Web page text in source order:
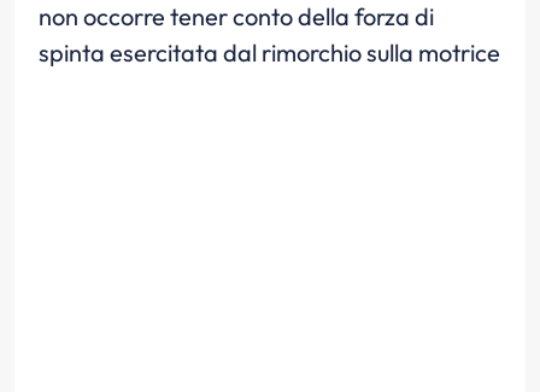
non occorre tener conto della forza di
spinta esercitata dal rimorchio sulla motrice